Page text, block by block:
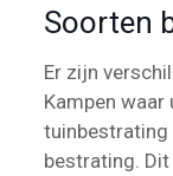
Soorten
Er zijn
Kampen waar
tuinbestrating
bestrating.